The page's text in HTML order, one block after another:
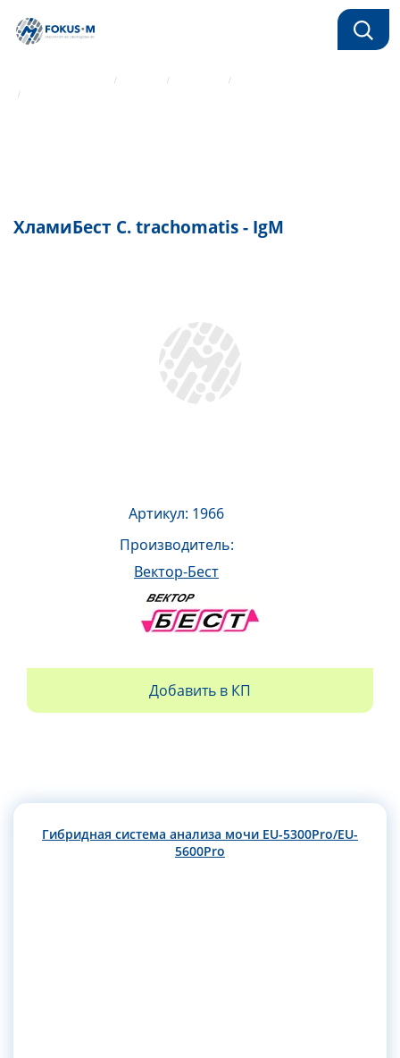
ХламиБест C. trachomatis - IgM
Артикул: 1966
Производитель:
Вектор-Бест
Добавить в КП
Гибридная система анализа мочи EU-5300Pro/EU-
5600Pro